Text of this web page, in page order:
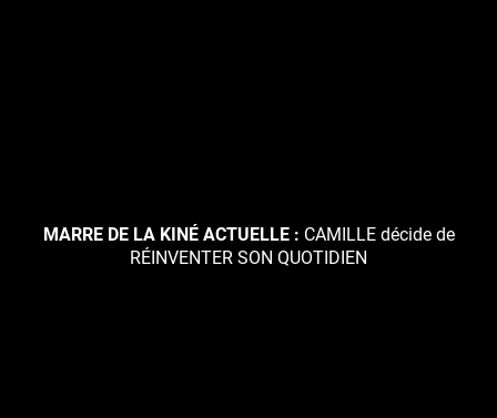
MARRE DE LA KINÉ ACTUELLE : CAMILLE décide de
RÉINVENTER SON QUOTIDIEN